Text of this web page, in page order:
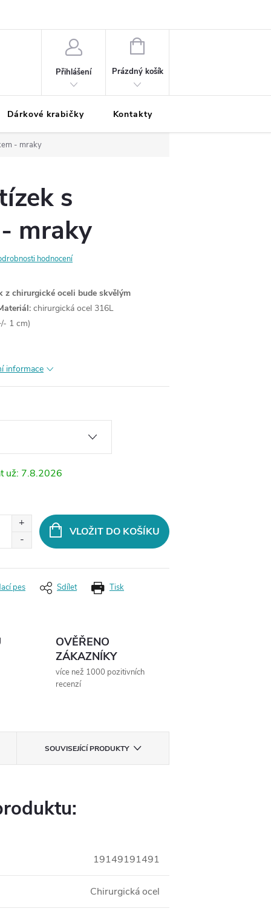
Přihlášení
NÁKUPNÍ
Prázdný košík
Dárkové krabičky Kontakty
- mraky
s
mraky
hodnocení
z chirurgické oceli bude skvělým
chirurgická ocel 316L
1 cm)
informace
7.8.2026
VLOŽIT DO KOŠÍKU
Tisk
pes Sdílet
OVĚŘENO
ZÁKAZNÍKY
více než 1000 pozitivních
recenzí
SOUVISEJÍCÍ PRODUKTY
19149191491
Chirurgická ocel